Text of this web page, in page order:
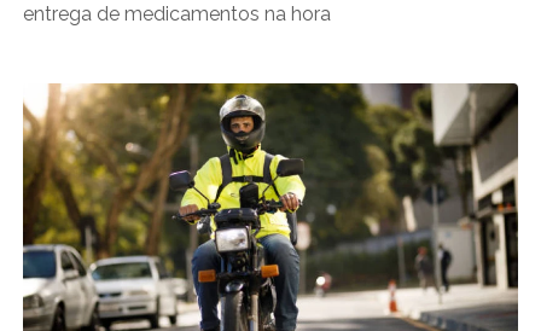
entrega de medicamentos na hora